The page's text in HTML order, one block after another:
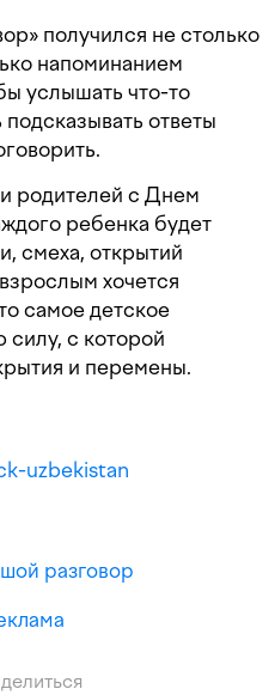
получился не столько
напоминанием
услышать что-то
ответы
родителей с Днем
ребенка будет
смеха, открытий
хочется
самое детское
с которой
и перемены.
uzbekistan
разговор